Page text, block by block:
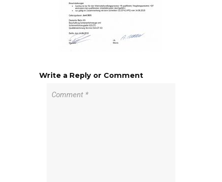
Write a Reply or Comment